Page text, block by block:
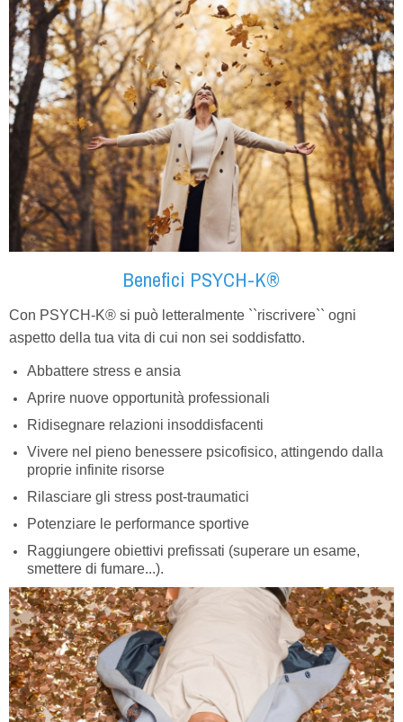
Benefici PSYCH-K®
Con PSYCH-K® si può letteralmente ``riscrivere`` ogni
aspetto della tua vita di cui non sei soddisfatto.
Abbattere stress e ansia
Aprire nuove opportunità professionali
Ridisegnare relazioni insoddisfacenti
Vivere nel pieno benessere psicofisico, attingendo dalla
proprie infinite risorse
Rilasciare gli stress post-traumatici
Potenziare le performance sportive
Raggiungere obiettivi prefissati (superare un esame,
smettere di fumare...).